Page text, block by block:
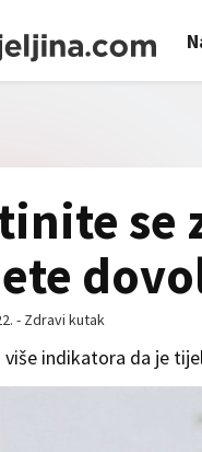
se
- Zdravi kutak
indikatora da je